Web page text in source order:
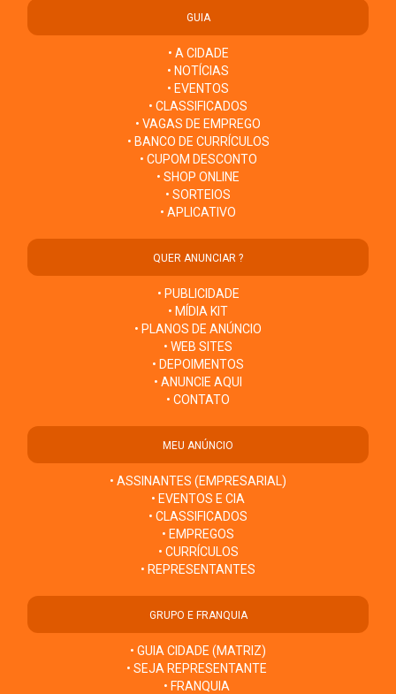
GUIA
• A CIDADE
• NOTÍCIAS
• EVENTOS
• CLASSIFICADOS
• VAGAS DE EMPREGO
• BANCO DE CURRÍCULOS
• CUPOM DESCONTO
• SHOP ONLINE
• SORTEIOS
• APLICATIVO
QUER ANUNCIAR ?
• PUBLICIDADE
• MÍDIA KIT
• PLANOS DE ANÚNCIO
• WEB SITES
• DEPOIMENTOS
• ANUNCIE AQUI
• CONTATO
MEU ANÚNCIO
• ASSINANTES (EMPRESARIAL)
• EVENTOS E CIA
• CLASSIFICADOS
• EMPREGOS
• CURRÍCULOS
• REPRESENTANTES
GRUPO E FRANQUIA
• GUIA CIDADE (MATRIZ)
• SEJA REPRESENTANTE
• FRANQUIA